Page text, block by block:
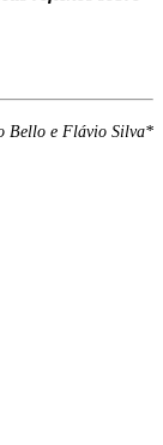
Bello e Flávio Silva*